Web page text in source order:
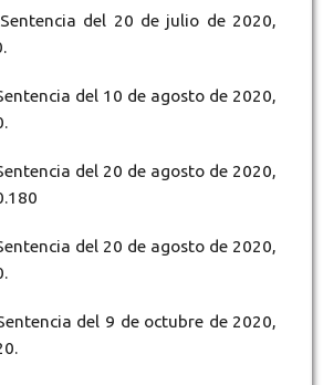
Sentencia del 20 de julio de 2020,
del 10 de agosto de 2020,
del 20 de agosto de 2020,
del 20 de agosto de 2020,
Sentencia del 9 de octubre de 2020,